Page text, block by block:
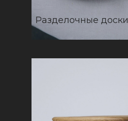
Разделочные доски